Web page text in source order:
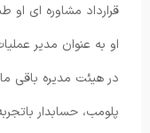
قرارداد مشاوره ای او
در هیئت مدیره باقی
پلومب، حسابدار